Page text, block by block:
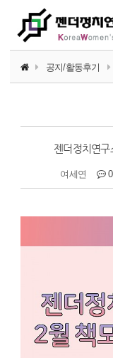
공지/활동후기
활동후
활동가
젠더정치연
여세연 0